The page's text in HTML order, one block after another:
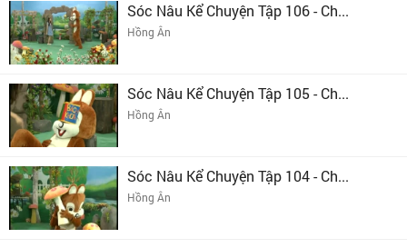
Sóc Nâu Kể Chuyện Tập 106 - Ch...
Hồng Ân
Sóc Nâu Kể Chuyện Tập 105 - Ch...
Hồng Ân
Sóc Nâu Kể Chuyện Tập 104 - Ch...
Hồng Ân